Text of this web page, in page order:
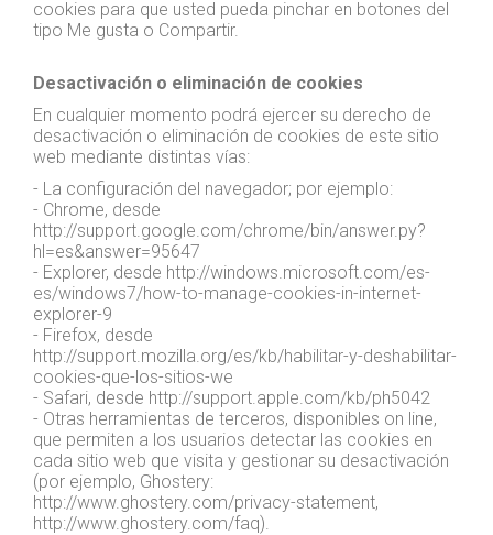
cookies para que usted pueda pinchar en botones del
tipo Me gusta o Compartir.
Desactivación o eliminación de cookies
En cualquier momento podrá ejercer su derecho de
desactivación o eliminación de cookies de este sitio
web mediante distintas vías:
- La configuración del navegador; por ejemplo:
- Chrome, desde
http://support.google.com/chrome/bin/answer.py?
hl=es&answer=95647
- Explorer, desde http://windows.microsoft.com/es-
es/windows7/how-to-manage-cookies-in-internet-
explorer-9
- Firefox, desde
http://support.mozilla.org/es/kb/habilitar-y-deshabilitar-
cookies-que-los-sitios-we
- Safari, desde http://support.apple.com/kb/ph5042
- Otras herramientas de terceros, disponibles on line,
que permiten a los usuarios detectar las cookies en
cada sitio web que visita y gestionar su desactivación
(por ejemplo, Ghostery:
http://www.ghostery.com/privacy-statement,
http://www.ghostery.com/faq).